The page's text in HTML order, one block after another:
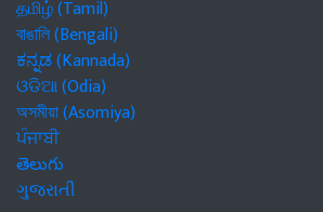
தமிழ் (Tamil)
বাঙালি (Bengali)
ಕನ್ನಡ (Kannada)
ଓଡିଆ (Odia)
অসমীয়া (Asomiya)
ਪੰਜਾਬੀ
తెలుగు
ગુજરાતી